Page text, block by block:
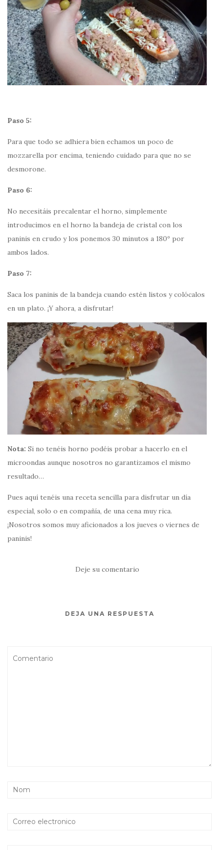
Paso 5:
Para que todo se adhiera bien echamos un poco de
mozzarella por encima, teniendo cuidado para que no se
desmorone.
Paso 6:
No necesitáis precalentar el horno, simplemente
introducimos en el horno la bandeja de cristal con los
paninis en crudo y los ponemos 30 minutos a 180º por
ambos lados.
Paso 7:
Saca los paninis de la bandeja cuando estén listos y colócalos
en un plato. ¡Y ahora, a disfrutar!
Nota: Si no tenéis horno podéis probar a hacerlo en el
microondas aunque nosotros no garantizamos el mismo
resultado…
Pues aquí tenéis una receta sencilla para disfrutar un día
especial, solo o en compañía, de una cena muy rica.
¡Nosotros somos muy aficionados a los jueves o viernes de
paninis!
Deje su comentario
DEJA UNA RESPUESTA